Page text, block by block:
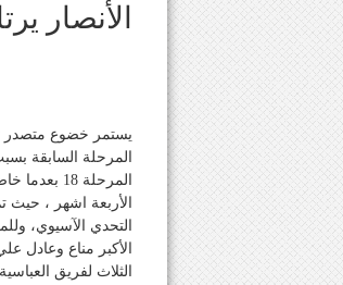
الأنصار
يستمر خضوع متصدر
المرحلة السابقة
المرحلة
الأربعة اشهر ،
التحدي الآسيوي،
الأكبر مناع وعادل
الثلاث لفريق